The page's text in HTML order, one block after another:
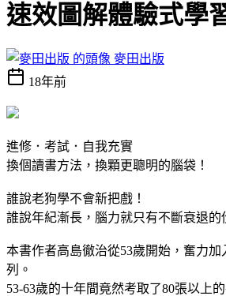
速效圖解體驗式學
麥田出版
18年前
進修．考試．自我充實
換個讀書方法，換顆更聰明的腦袋！
誰說老狗學不會新把戲！
誰說年紀漸長，腦力就只有不斷衰退的
本書作者高島徹治從53歲開始，奮力
列。
53-63歲的十年間竟然考取了80張以上